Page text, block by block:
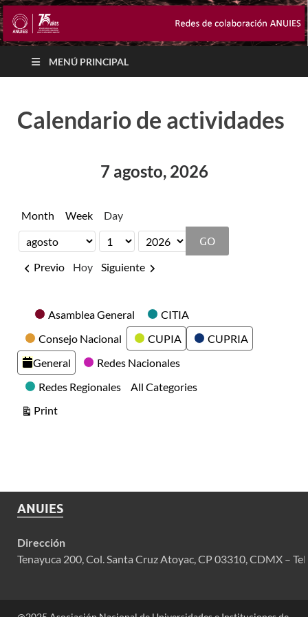
MENÚ PRINCIPAL
Calendario de actividades
7 agosto, 2026
Month Week Day
Month
Day
Year
Previo
Hoy Siguiente
CategoriesAsamblea General
CITIA
Consejo Nacional
CUPIA
CUPRIA
General
Redes Nacionales
Redes Regionales
All Categories
PrintView
ANUIES
Dirección
Tenayuca 200, Col. Santa Cruz Atoyac, CP 03310, CDMX –